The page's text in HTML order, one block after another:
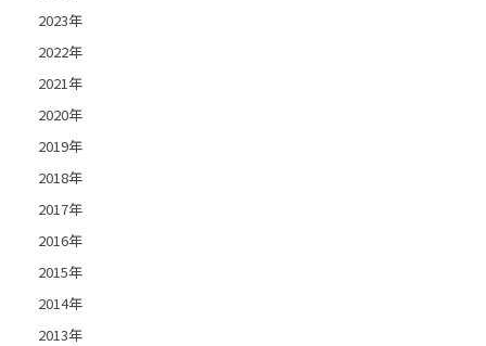
2023年
2022年
2021年
2020年
2019年
2018年
2017年
2016年
2015年
2014年
2013年